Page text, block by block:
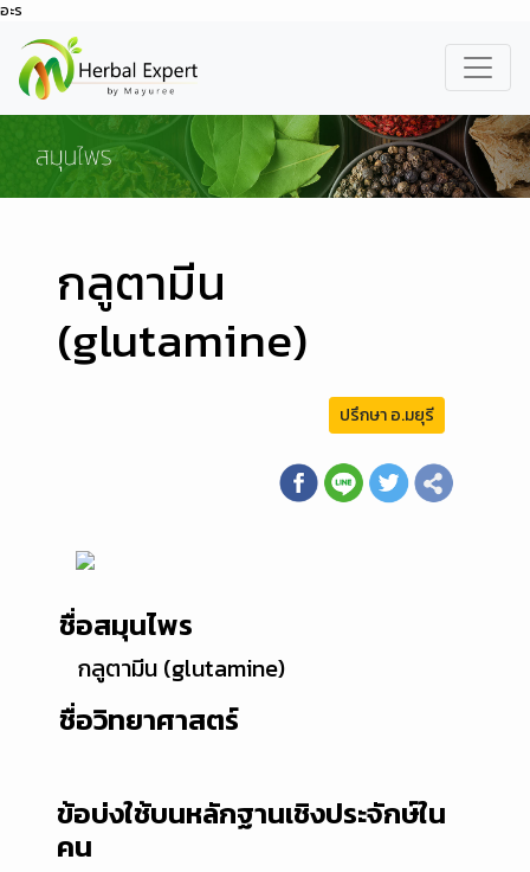
อะร
กลูตามีน
(glutamine)
ปรึกษา อ.มยุรี
ชื่อสมุนไพร
กลูตามีน (glutamine)
ชื่อวิทยาศาสตร์
ข้อบ่งใช้บนหลักฐานเชิงประจักษ์ใน
คน